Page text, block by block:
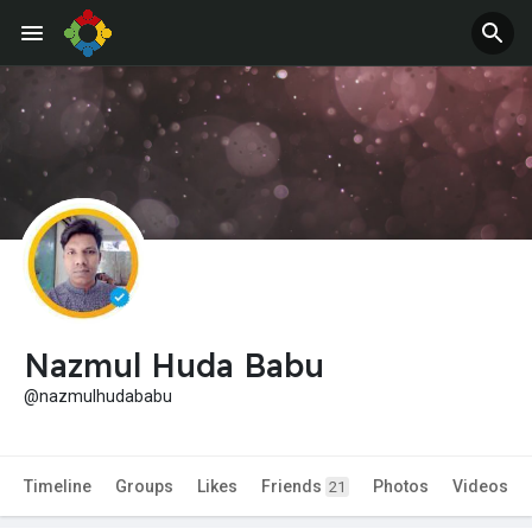
Nazmul Huda Babu
@nazmulhudababu
Timeline Groups Likes Friends 21 Photos Videos